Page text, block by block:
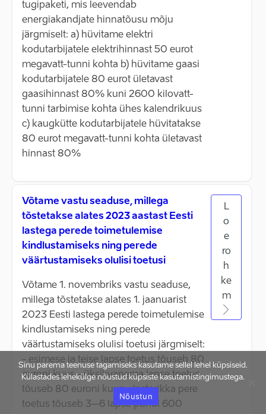
tugipaketi, mis leevendab
energiakandjate hinnatõusu mõju
järgmiselt: a) hüvitame elektri
kodutarbijatele elektrihinnast 50 eurot
megavatt-tunni kohta b) hüvitame gaasi
kodutarbijatele 80 eurot ületavast
gaasihinnast 80% kuni 2600 kilovatt-
tunni tarbimise kohta ühes kalendrikuus
c) kaugkütte kodutarbijatele hüvitatakse
80 eurot megavatt-tunni kohta ületavast
hinnast 80%
Võtame vastu seaduse, millega
tõstetakse alates 2023 aastast Eesti
lastega perede toimetulemise
kindlustamiseks ning perede
väärtustamiseks olulisi toetusi
Võtame 1. novembriks vastu seaduse,
millega tõstetakse alates 1. jaanuarist
2023 Eesti lastega perede toimetulemise
kindlustamiseks ning perede
väärtustamiseks olulisi toetusi järgmiselt:
- esimese ja teise lapse toetus tõuseb 80
euroni kuus - üksikvanema lapse toetus
tõuseb 80 euroni kuus - lasterikka pere
toetus tõuseb 3–6 lapse puhul 600
L
o
e
ro
h
ke
m
Sinu parema teenuse tagamiseks kasutame sellel lehel küpsiseid.
Külastades lehekülge nõustud küpsiste kasutamistingimustega.
Nõustun